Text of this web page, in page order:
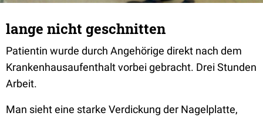
lange nicht geschnitten
Patientin wurde durch Angehörige direkt nach dem
Krankenhausaufenthalt vorbei gebracht. Drei Stunden
Arbeit.
Man sieht eine starke Verdickung der Nagelplatte,